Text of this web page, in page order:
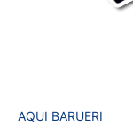
AQUI BARUERI